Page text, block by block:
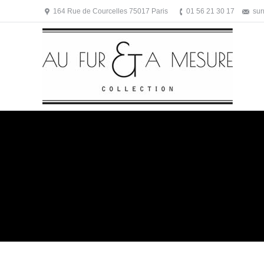
164 Rue de Courcelles 75017 Paris 01 56 21 30 17